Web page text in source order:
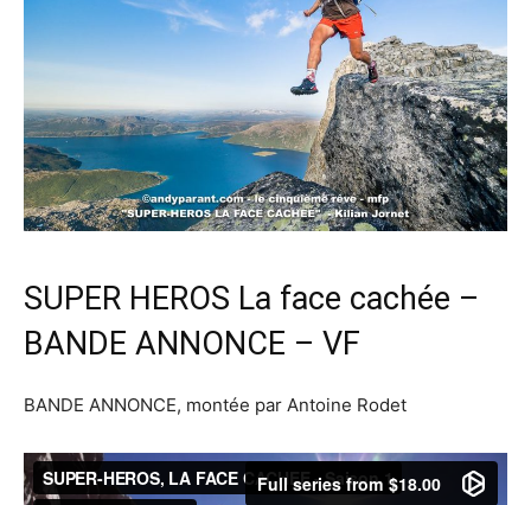
SUPER HEROS La face cachée –
BANDE ANNONCE – VF
BANDE ANNONCE, montée par Antoine Rodet